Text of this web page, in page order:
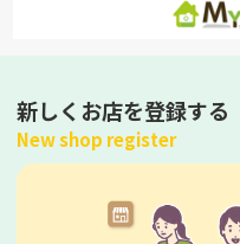
新しくお店を登録する
New shop register